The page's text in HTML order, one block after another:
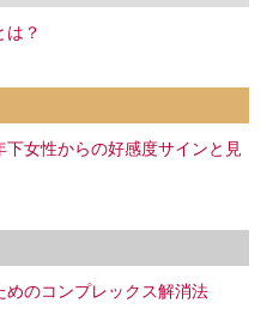
は？
女性からの好感度サインと見
めのコンプレックス解消法